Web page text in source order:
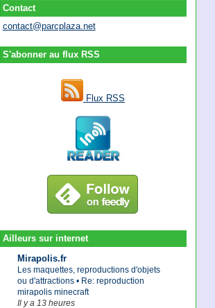
Contact
contact@parcplaza.net
S'abonner au flux RSS
Flux RSS
Ailleurs sur internet
Mirapolis.fr
Les maquettes, reproductions d'objets
ou d'attractions • Re: reproduction
mirapolis minecraft
Il y a 13 heures